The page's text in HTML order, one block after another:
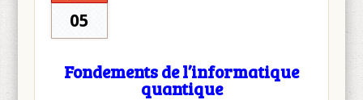
05
Fondements de l’informatique
quantique